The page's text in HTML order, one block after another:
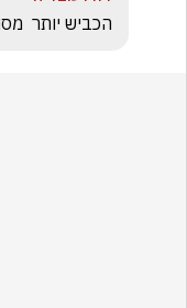
הכביש יותר